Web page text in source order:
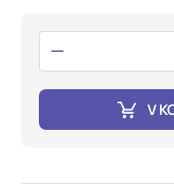
V
edinstveno
zavrnete uporabo teh
ciljnega spletnega